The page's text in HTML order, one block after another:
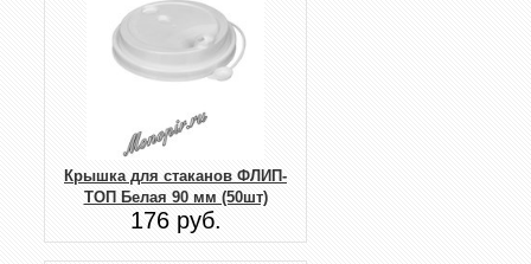
Крышка для стаканов ФЛИП-
ТОП Белая 90 мм (50шт)
176 руб.